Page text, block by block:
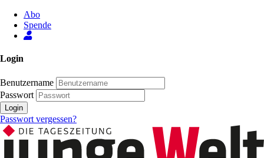
Abo
Spende
Login
Benutzername
Passwort
Login
Passwort vergessen?